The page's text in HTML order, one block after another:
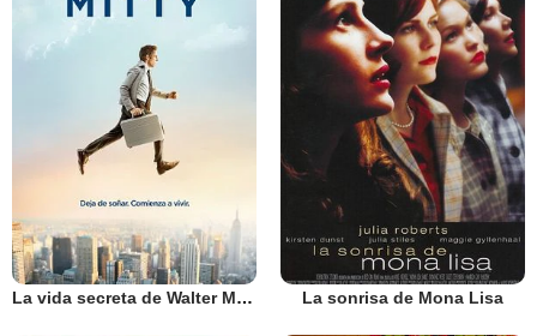
La vida secreta de Walter Mitty La sonrisa de Mona Lisa